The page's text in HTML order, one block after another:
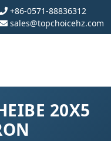
+86-0571-88836312
sales@topchoicehz.com
20X5